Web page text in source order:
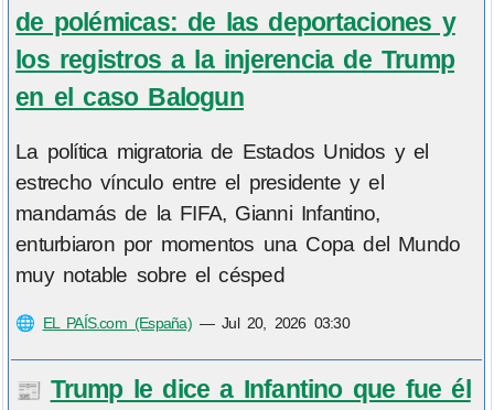
de polémicas: de las deportaciones y
los registros a la injerencia de Trump
en el caso Balogun
La política migratoria de Estados Unidos y el
estrecho vínculo entre el presidente y el
mandamás de la FIFA, Gianni Infantino,
enturbiaron por momentos una Copa del Mundo
muy notable sobre el césped
🌐 EL PAÍS.com (España)—Jul 20, 2026 03:30
📰 Trump le dice a Infantino que fue él